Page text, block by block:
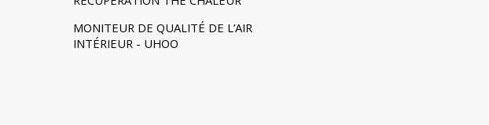
MONITEUR DE QUALITÉ DE L’AIR
INTÉRIEUR - UHOO